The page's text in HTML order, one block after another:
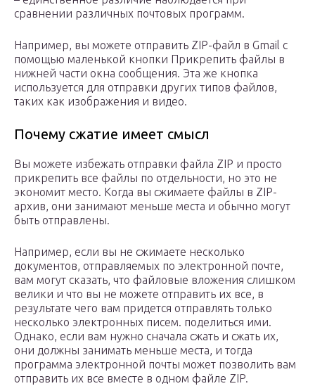
сравнении различных почтовых программ.
Например, вы можете отправить ZIP-файл в Gmail с
помощью маленькой кнопки Прикрепить файлы в
нижней части окна сообщения. Эта же кнопка
используется для отправки других типов файлов,
таких как изображения и видео.
Почему сжатие имеет смысл
Вы можете избежать отправки файла ZIP и просто
прикрепить все файлы по отдельности, но это не
экономит место. Когда вы сжимаете файлы в ZIP-
архив, они занимают меньше места и обычно могут
быть отправлены.
Например, если вы не сжимаете несколько
документов, отправляемых по электронной почте,
вам могут сказать, что файловые вложения слишком
велики и что вы не можете отправить их все, в
результате чего вам придется отправлять только
несколько электронных писем. поделиться ими.
Однако, если вам нужно сначала сжать и сжать их,
они должны занимать меньше места, и тогда
программа электронной почты может позволить вам
отправить их все вместе в одном файле ZIP.